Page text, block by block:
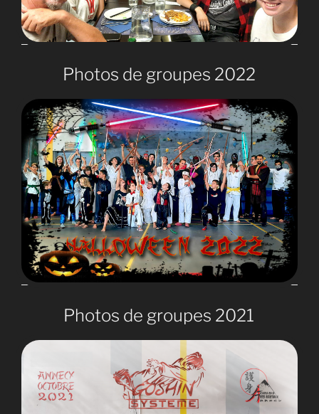
Photos de groupes 2022
Photos de groupes 2021